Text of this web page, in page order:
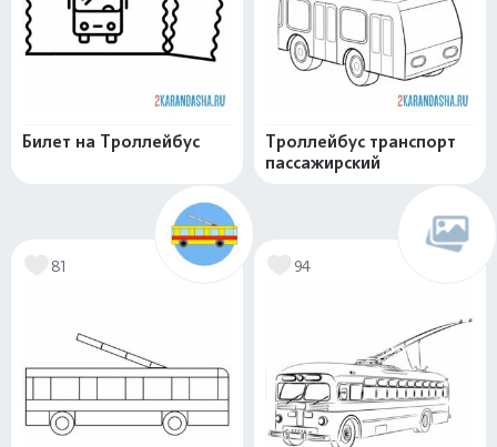
Билет на Троллейбус
Троллейбус транспорт
пассажирский
81 94